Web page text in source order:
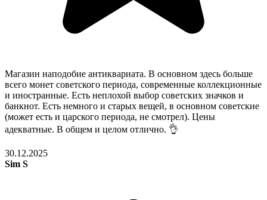
Магазин наподобие антиквариата. В основном здесь больше
всего монет советского периода, современные коллекционные
и иностранные. Есть неплохой выбор советских значков и
банкнот. Есть немного и старых вещей, в основном советские
(может есть и царского периода, не смотрел). Цены
адекватные. В общем и целом отлично. 👌
30.12.2025
Sim S